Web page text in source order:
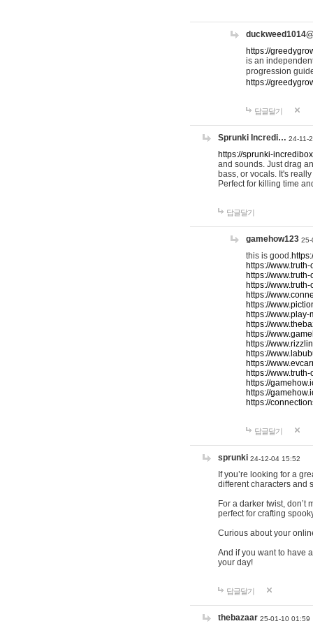
https://
is an
progression
https://
답글달기
Sprunki Incredi… 24-11-
https://sprunki-
and sounds. Just drag
bass, or vocals. It's
Perfect for killing time
답글달기
gamehow123 25-
this is good.
https://
https://
https://
https://
https://
https://
https://
https://
https://
https://
https://
https://
https://
https://
https://
답글달기
sprunki 24-12-04 15:52
If you’re looking for a
different characters and
For a darker twist, don’t
perfect for crafting
Curious about your
And if you want to have
your day!
답글달기
thebazaar 25-01-10 01:59